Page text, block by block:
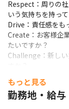
Respect：周りの
いう気持ちを持っ
Drive：責任感をも
Create：お客様企
たいですか？
Challenge：新し
・高い顧客視点を
・課題＝ネガティ
もっと見る
勤務地・給